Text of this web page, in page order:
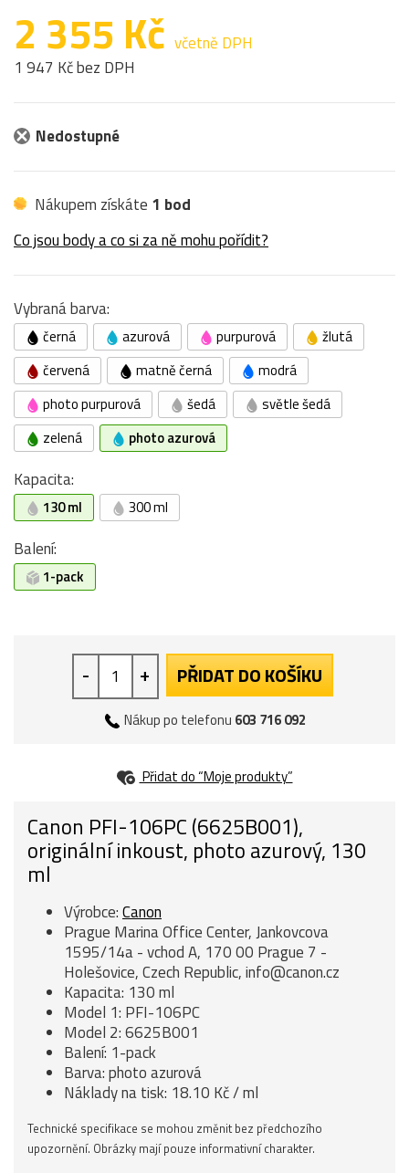
2 355 Kč včetně DPH
1 947 Kč bez DPH
Nedostupné
Nákupem získáte 1 bod
Co jsou body a co si za ně mohu pořídit?
Vybraná barva:
černá azurová purpurová
žlutá
červená
matně černá
modrá
photo purpurová
šedá
světle šedá
zelená
photo azurová
Kapacita:
130 ml 300 ml
Balení:
1-pack
- + PŘIDAT DO KOŠÍKU
Nákup po telefonu 603 716 092
Přidat do “Moje produkty”
Canon PFI-106PC (6625B001),
originální inkoust, photo azurový, 130
ml
Výrobce:Canon
Prague Marina Office Center, Jankovcova
1595/14a - vchod A, 170 00 Prague 7 -
Holešovice, Czech Republic, info@canon.cz
Kapacita: 130 ml
Model 1: PFI-106PC
Model 2: 6625B001
Balení: 1-pack
Barva: photo azurová
Náklady na tisk: 18.10 Kč / ml
Technické specifikace se mohou změnit bez předchozího
upozornění. Obrázky mají pouze informativní charakter.